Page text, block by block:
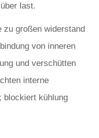
last.
zu großen widerstand
von inneren
und verschütten
interne
blockiert kühlung